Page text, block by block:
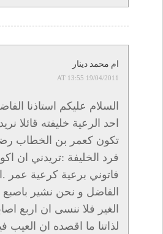
ام محمد دينار
19/04/2011 AT 13:55
السلام عليكم استاذنا
احد الرعية خليفته قائلا
تكون كعمر بن الخطاب
فرد الخليفة :تريدني ان
فاتوني برعية كرعية عمر
الفاضل و نحن نشير باصبع
الغير فلا ننسى ان اربع
لذاتنا ما اقصده ان العيب